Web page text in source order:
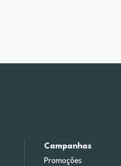
Campanhas
Promoções